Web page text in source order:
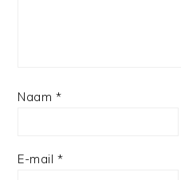
Naam *
E-mail *